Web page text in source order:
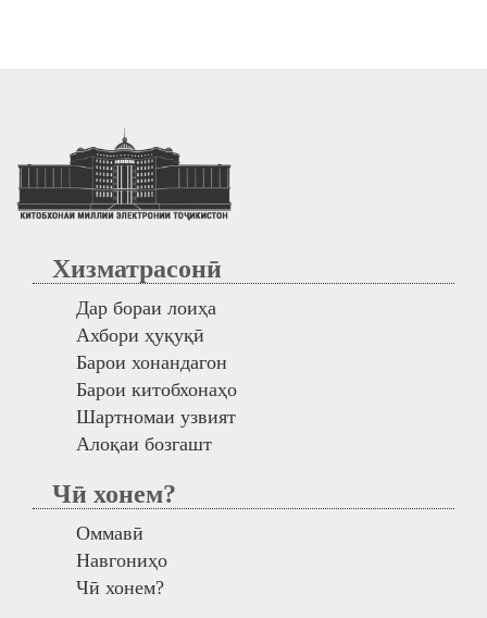
Хизматрасонӣ
Дар бораи лоиҳа
Ахбори ҳуқуқӣ
Барои хонандагон
Барои китобхонаҳо
Шартномаи узвият
Алоқаи бозгашт
Чӣ хонем?
Оммавӣ
Навгониҳо
Чӣ хонем?